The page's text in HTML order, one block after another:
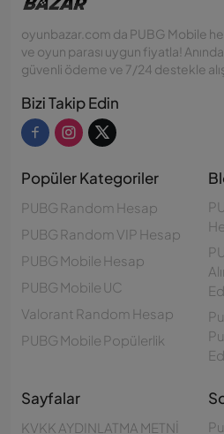
oyunbazar.com da PUBG Mobile
ve oyun parası uygun fiyatla!
güvenli ödeme ve 7/24 destekle
Bizi Takip Edin
Popüler Kategoriler
PUBG Random Hesap
PUBG Random VIP Hesap
PUBG Mobile Hesap
PUBG Mobile UC
Valorant Random Hesap
PUBG Mobile Popülerlik
Sayfalar
KVKK AYDINLATMA METNİ